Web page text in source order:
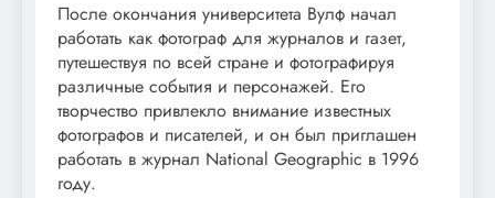
После окончания университета Вулф начал
работать как фотограф для журналов и газет,
путешествуя по всей стране и фотографируя
различные события и персонажей. Его
творчество привлекло внимание известных
фотографов и писателей, и он был приглашен
работать в журнал National Geographic в 1996
году.